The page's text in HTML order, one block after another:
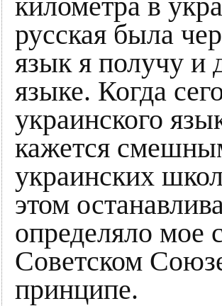
километра в
русская была
язык я получу и
языке. Когда
украинского
кажется
украинских
этом
определяло мое
Советском
принципе.